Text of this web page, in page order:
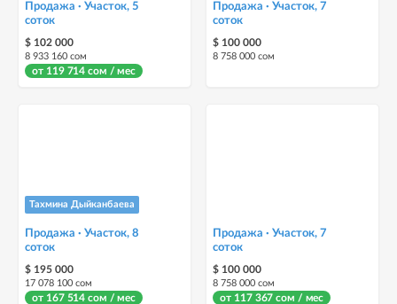
Продажа · Участок, 5
соток
$ 102 000
8 933 160 сом
от 119 714 сом / мес
Продажа · Участок, 7
соток
$ 100 000
8 758 000 сом
Тахмина Дыйканбаева
Продажа · Участок, 8
соток
$ 195 000
17 078 100 сом
от 167 514 сом / мес
Продажа · Участок, 7
соток
$ 100 000
8 758 000 сом
от 117 367 сом / мес